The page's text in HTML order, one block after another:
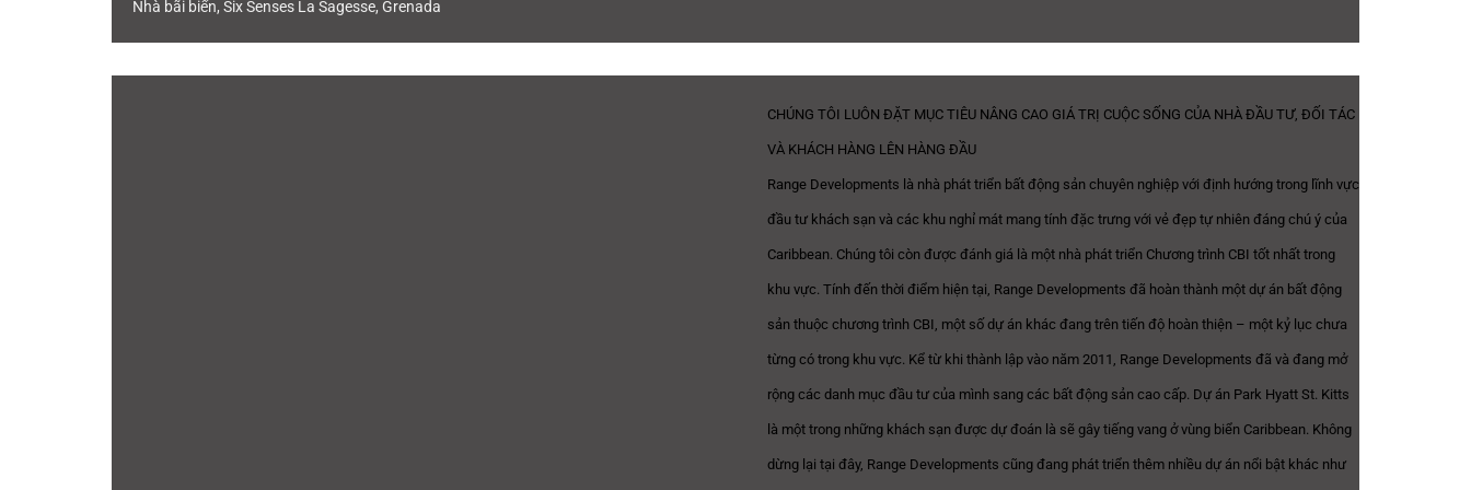
Nhà bãi biển, Six Senses La Sagesse, Grenada
CHÚNG TÔI LUÔN ĐẶT MỤC TIÊU NÂNG CAO GIÁ TRỊ CUỘC SỐNG CỦA NHÀ ĐẦU TƯ, ĐỐI TÁC
VÀ KHÁCH HÀNG LÊN HÀNG ĐẦU
Range Developments là nhà phát triển bất động sản chuyên nghiệp với định hướng trong lĩnh vực
đầu tư khách sạn và các khu nghỉ mát mang tính đặc trưng với vẻ đẹp tự nhiên đáng chú ý của
Caribbean. Chúng tôi còn được đánh giá là một nhà phát triển Chương trình CBI tốt nhất trong
khu vực. Tính đến thời điểm hiện tại, Range Developments đã hoàn thành một dự án bất động
sản thuộc chương trình CBI, một số dự án khác đang trên tiến độ hoàn thiện – một kỷ lục chưa
từng có trong khu vực. Kể từ khi thành lập vào năm 2011, Range Developments đã và đang mở
rộng các danh mục đầu tư của mình sang các bất động sản cao cấp. Dự án Park Hyatt St. Kitts
là một trong những khách sạn được dự đoán là sẽ gây tiếng vang ở vùng biển Caribbean. Không
dừng lại tại đây, Range Developments cũng đang phát triển thêm nhiều dự án nổi bật khác như